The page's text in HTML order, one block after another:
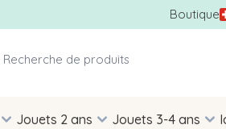
Boutique
Jouets 2 ans Jouets 3-4 ans